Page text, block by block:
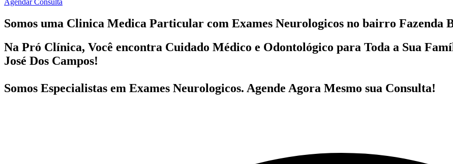
Somos uma Clinica Medica Particular com Exames Neurologicos no bairro Fazenda
Na Pró Clínica, Você encontra Cuidado Médico e Odontológico para Toda a Sua
José Dos Campos!
Somos Especialistas em Exames Neurologicos. Agende Agora Mesmo sua Consulta!